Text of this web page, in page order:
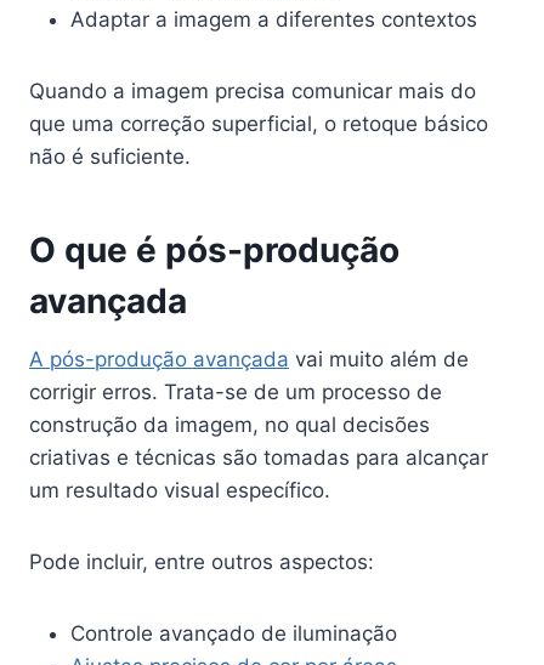
Adaptar a imagem a diferentes contextos
Quando a imagem precisa comunicar mais do
que uma correção superficial, o retoque básico
não é suficiente.
O que é pós-produção
avançada
A pós-produção avançada vai muito além de
corrigir erros. Trata-se de um processo de
construção da imagem, no qual decisões
criativas e técnicas são tomadas para alcançar
um resultado visual específico.
Pode incluir, entre outros aspectos:
Controle avançado de iluminação